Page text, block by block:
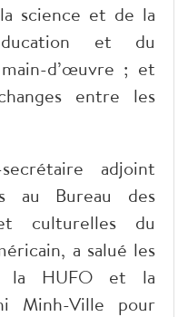
science et de la
et du
d’œuvre ; et
entre les
adjoint
au Bureau des
culturelles du
a salué les
la HUFO et la
Minh-Ville pour